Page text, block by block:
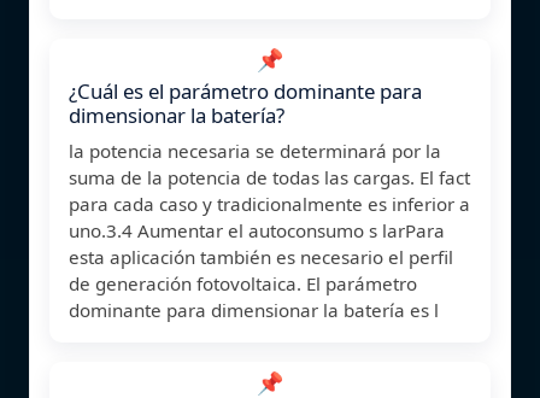
📌
¿Cuál es el parámetro dominante para
dimensionar la batería?
la potencia necesaria se determinará por la
suma de la potencia de todas las cargas. El fact
para cada caso y tradicionalmente es inferior a
uno.3.4 Aumentar el autoconsumo s larPara
esta aplicación también es necesario el perfil
de generación fotovoltaica. El parámetro
dominante para dimensionar la batería es l
📌